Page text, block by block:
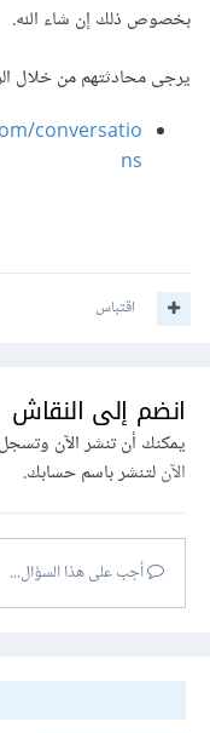
بخصوص ذلك إن شاء الله.
يرجى محادثتهم من خلال
conversatio
ns
اقتباس
انضم إلى النقاش
يمكنك أن تنشر الآن
الآنلتنشر باسم حسابك.
أجب على هذا السؤال...